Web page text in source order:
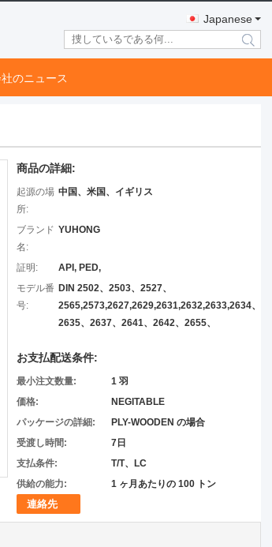
Japanese
search
のニュース
商品の詳細:
起源の場
所:
中国、米国、イギリス
ブランド
名:
YUHONG
証明:
API, PED,
モデル番
号:
DIN 2502、2503、2527、
2565,2573,2627,2629,2631,2632,2633,2634、
2635、2637、2641、2642、2655、
お支払配送条件:
最小注文数量:
1 羽
価格:
NEGITABLE
パッケージの詳細:
PLY-WOODEN の場合
受渡し時間:
7日
支払条件:
T/T、LC
供給の能力:
1 ヶ月あたりの 100 トン
連絡先